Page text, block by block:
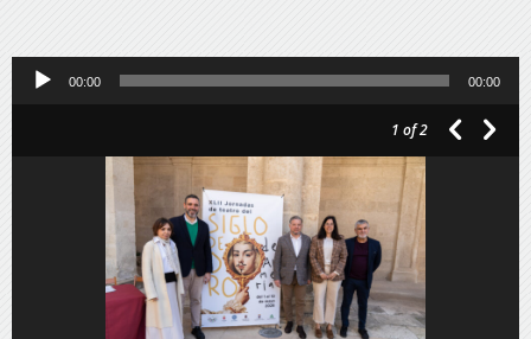
Reproductor
00:00 00:00
1 of 2